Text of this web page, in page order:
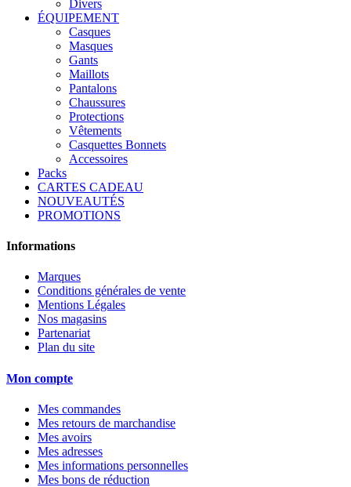
Divers
ÉQUIPEMENT
Casques
Masques
Gants
Maillots
Pantalons
Chaussures
Protections
Vêtements
Casquettes Bonnets
Accessoires
Packs
CARTES CADEAU
NOUVEAUTÉS
PROMOTIONS
Informations
Marques
Conditions générales de vente
Mentions Légales
Nos magasins
Partenariat
Plan du site
Mon compte
Mes commandes
Mes retours de marchandise
Mes avoirs
Mes adresses
Mes informations personnelles
Mes bons de réduction